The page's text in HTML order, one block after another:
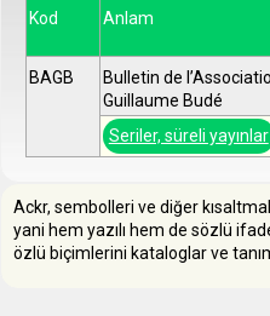
Kod Anlam
BAGB
Bulletin de
Guillaume Budé
Seriler, süreli yayınlar
Ackr, sembolleri ve diğer
yani hem yazılı hem de sözlü
özlü biçimlerini kataloglar ve